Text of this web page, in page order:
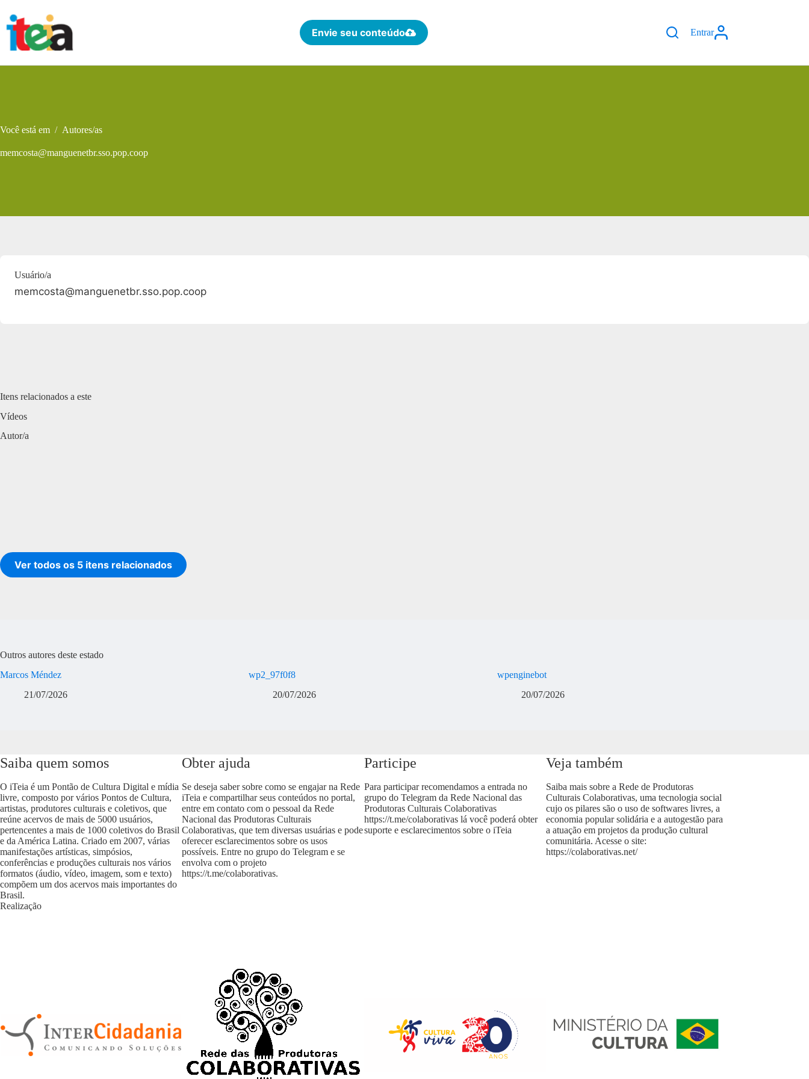
para
conteúdo
Envie seu conteúdo Entrar
Você está em / Autores/as
memcosta@manguenetbr.sso.pop.coop
Usuário/a
memcosta@manguenetbr.sso.pop.coop
Itens relacionados a este
Vídeos
Autor/a
Ver todos os 5 itens relacionados
Outros autores deste estado
Marcos Méndez
21/07/2026
wp2_97f0f8
20/07/2026
wpenginebot
20/07/2026
Saiba quem somos
O iTeia é um Pontão de Cultura Digital e mídia
livre, composto por vários Pontos de Cultura,
artistas, produtores culturais e coletivos, que
reúne acervos de mais de 5000 usuários,
pertencentes a mais de 1000 coletivos do Brasil
e da América Latina. Criado em 2007, várias
manifestações artísticas, simpósios,
conferências e produções culturais nos vários
formatos (áudio, vídeo, imagem, som e texto)
compõem um dos acervos mais importantes do
Brasil.
Obter ajuda
Se deseja saber sobre como se engajar na Rede
iTeia e compartilhar seus conteúdos no portal,
entre em contato com o pessoal da Rede
Nacional das Produtoras Culturais
Colaborativas, que tem diversas usuárias e pode
oferecer esclarecimentos sobre os usos
possíveis. Entre no grupo do Telegram e se
envolva com o projeto
https://t.me/colaborativas.
Participe
Para participar recomendamos a entrada no
grupo do Telegram da Rede Nacional das
Produtoras Culturais Colaborativas
https://t.me/colaborativaslá você poderá obter
suporte e esclarecimentos sobre o iTeia
Veja também
Saiba mais sobre a Rede de Produtoras
Culturais Colaborativas, uma tecnologia social
cujo os pilares são o uso de softwares livres, a
economia popular solidária e a autogestão para
a atuação em projetos da produção cultural
comunitária. Acesse o site:
https://colaborativas.net/
Realização